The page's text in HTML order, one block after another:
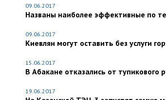
09.06.2017
Названы наиболее эффективные по
09.06.2017
Киевлян могут оставить без услуги
15.06.2017
В Абакане отказались от тупикового
19.06.2017